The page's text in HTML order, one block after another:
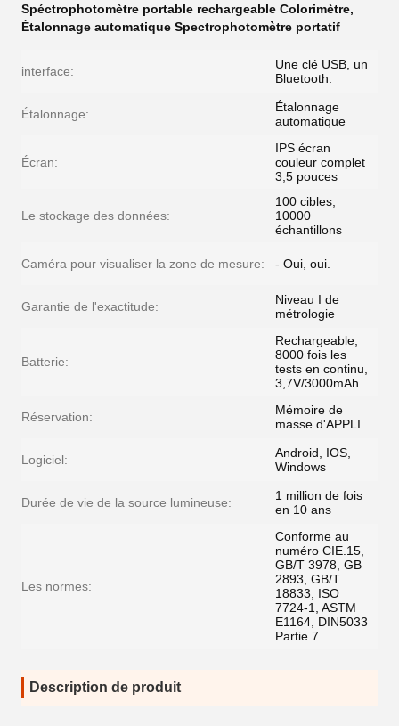
Spéctrophotomètre portable rechargeable Colorimètre,
Étalonnage automatique Spectrophotomètre portatif
interface:
Une clé USB, un
Bluetooth.
Étalonnage:
Étalonnage
automatique
Écran:
IPS écran
couleur complet
3,5 pouces
Le stockage des données:
100 cibles,
10000
échantillons
Caméra pour visualiser la zone de mesure: - Oui, oui.
Garantie de l'exactitude:
Niveau I de
métrologie
Batterie:
Rechargeable,
8000 fois les
tests en continu,
3,7V/3000mAh
Réservation:
Mémoire de
masse d'APPLI
Logiciel:
Android, IOS,
Windows
Durée de vie de la source lumineuse:
1 million de fois
en 10 ans
Les normes:
Conforme au
numéro CIE.15,
GB/T 3978, GB
2893, GB/T
18833, ISO
7724-1, ASTM
E1164, DIN5033
Partie 7
Description de produit